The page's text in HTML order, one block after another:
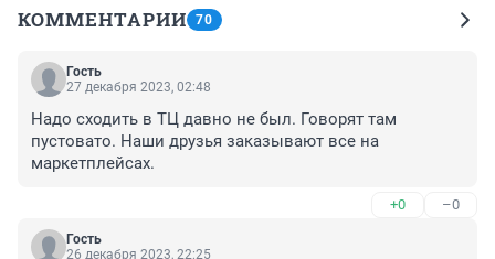
КОММЕНТАРИИ 70
Гость
27 декабря 2023, 02:48
Надо сходить в ТЦ давно не был. Говорят там
пустовато. Наши друзья заказывают все на
маркетплейсах.
+0 –0
Гость
26 декабря 2023, 22:25